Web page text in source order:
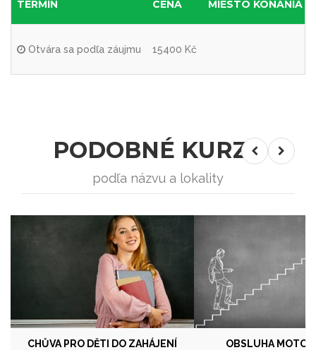
TERMÍN CENA MIESTO KONANIA
Otvára sa podľa záujmu 15400 Kč
PODOBNÉ KURZY
podľa názvu a lokality
CHŮVA PRO DĚTI DO ZAHÁJENÍ
OBSLUHA